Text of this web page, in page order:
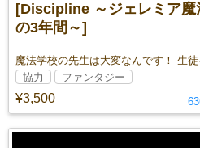
[Discipline ～ジェレミア魔
の3年間～]
¥3,500
協力 ファンタジー